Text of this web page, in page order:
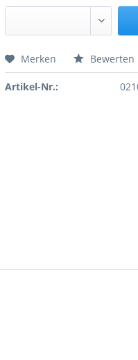
Preis anfragen
Merken Bewerten
Artikel-Nr.: